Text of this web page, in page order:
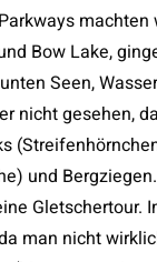
Bow Lake,
Seen,
nicht gesehen,
und
Gletschertour.
man nicht